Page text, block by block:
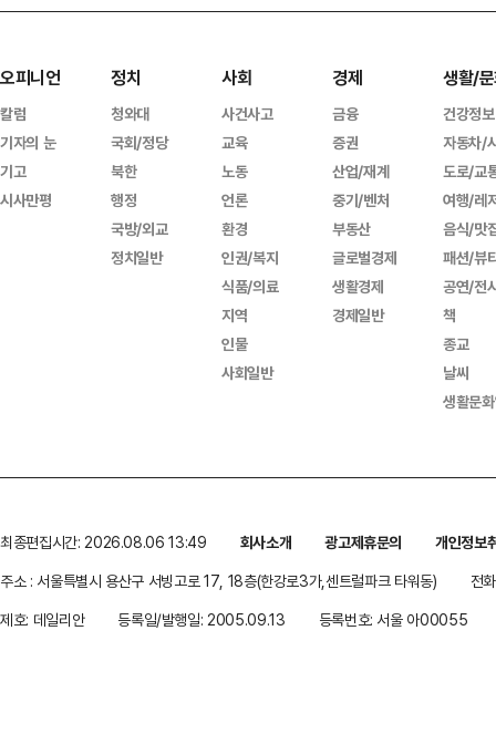
오피니언
칼럼
기자의 눈
기고
시사만평
정치
청와대
국회/정당
북한
행정
국방/외교
정치일반
사회
사건사고
교육
노동
언론
환경
인권/복지
식품/의료
지역
인물
사회일반
경제
금융
증권
산업/재계
중기/벤처
부동산
글로벌경제
생활경제
경제일반
생활/
건강정보
자동차/
도로/교
여행/레
음식/맛
패션/뷰
공연/전
책
종교
날씨
생활문
최종편집시간: 2026.08.06 13:49 회사소개 광고제휴문의
개인정보
주소 : 서울특별시 용산구 서빙고로 17, 18층(한강로3가,센트럴파크 타워동)
전
제호: 데일리안
등록일/발행일: 2005.09.13 등록번호: 서울 아00055